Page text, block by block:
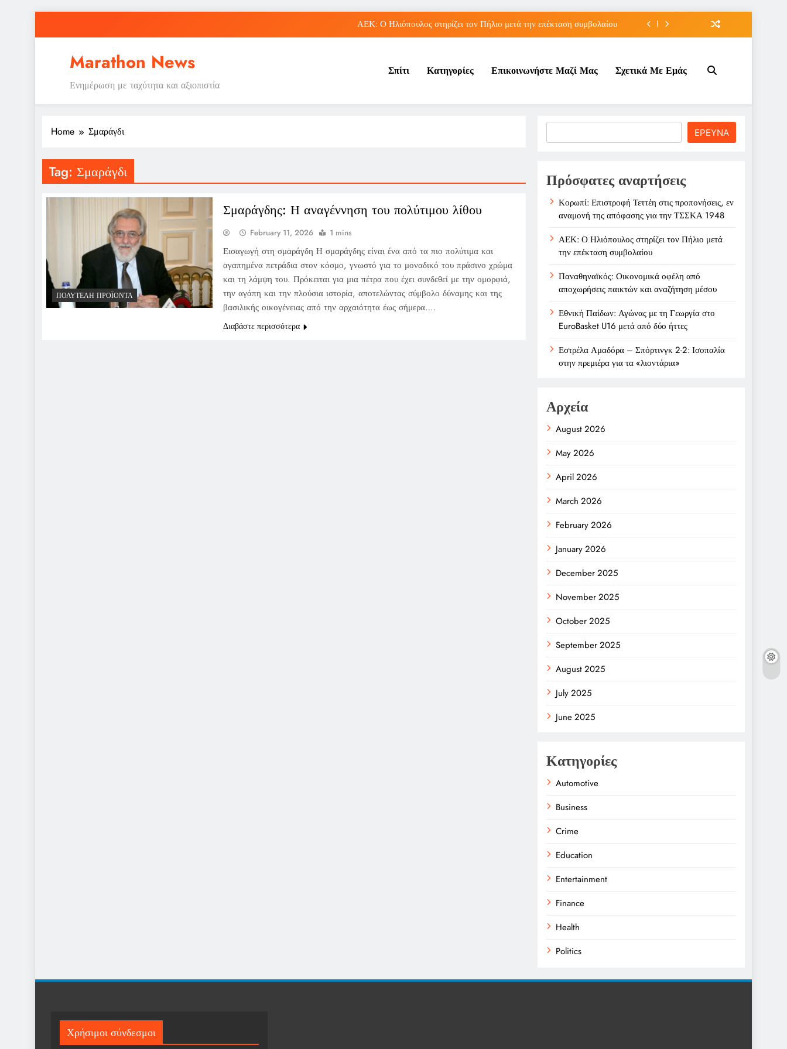
ΑΕΚ: Ο Ηλιόπουλος στηρίζει τον Πήλιο μετά την επέκταση συμβολαίου
Εθνική Παίδων: Αγώνας με τη Γεωργία στο EuroBasket U16 μετά από δύο ήττες
ΑΕΚ: Ο Ηλιόπουλος στηρίζει τον Πήλιο μετά την επέκταση συμβολαίου
Παναθηναϊκός: Οικονομικά οφέλη από αποχωρήσεις παικτών και αναζήτηση μέσου
Marathon News
Ενημέρωση με ταχύτητα και αξιοπιστία
Σπίτι Κατηγορίες Επικοινωνήστε Μαζί Μας Σχετικά Με Εμάς
Home Σμαράγδι
Tag: Σμαράγδι
ΠΟΛΥΤΕΛΉ ΠΡΟΪΌΝΤΑ
Σμαράγδης: Η αναγέννηση του πολύτιμου λίθου
February 11, 2026 1 mins
Εισαγωγή στη σμαράγδη Η σμαράγδης είναι ένα από τα πιο πολύτιμα και
αγαπημένα πετράδια στον κόσμο, γνωστό για το μοναδικό του πράσινο χρώμα
και τη λάμψη του. Πρόκειται για μια πέτρα που έχει συνδεθεί με την ομορφιά,
την αγάπη και την πλούσια ιστορία, αποτελώντας σύμβολο δύναμης και της
βασιλικής οικογένειας από την αρχαιότητα έως σήμερα….
Διαβάστε περισσότερα
ΕΡΕΥΝΑ
Πρόσφατες αναρτήσεις
Κορωπί: Επιστροφή Τεττέη στις προπονήσεις, εν
αναμονή της απόφασης για την ΤΣΣΚΑ 1948
ΑΕΚ: Ο Ηλιόπουλος στηρίζει τον Πήλιο μετά
την επέκταση συμβολαίου
Παναθηναϊκός: Οικονομικά οφέλη από
αποχωρήσεις παικτών και αναζήτηση μέσου
Εθνική Παίδων: Αγώνας με τη Γεωργία στο
EuroBasket U16 μετά από δύο ήττες
Εστρέλα Αμαδόρα – Σπόρτινγκ 2-2: Ισοπαλία
στην πρεμιέρα για τα «λιοντάρια»
Αρχεία
August 2026
May 2026
April 2026
March 2026
February 2026
January 2026
December 2025
November 2025
October 2025
September 2025
August 2025
July 2025
June 2025
Κατηγορίες
Automotive
Business
Crime
Education
Entertainment
Finance
Health
Politics
Χρήσιμοι σύνδεσμοι